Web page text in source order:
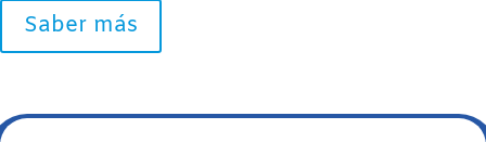
Saber más